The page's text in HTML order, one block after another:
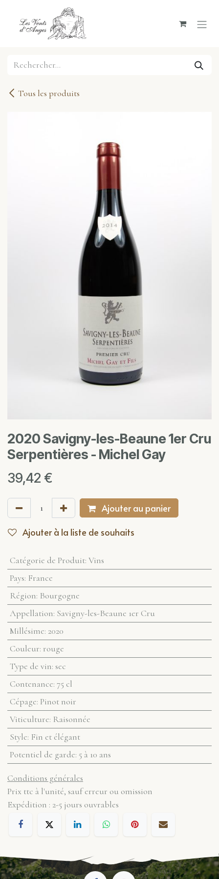
Se rendre au contenu
Tous les produits
2020 Savigny-les-Beaune 1er Cru
Serpentières - Michel Gay
39,42 €
Ajouter au panier
Ajouter à la liste de souhaits
Catégorie de Produit: Vins
Pays: France
Région: Bourgogne
Appellation: Savigny-les-Beaune 1er Cru
Millésime: 2020
Couleur: rouge
Type de vin: sec
Contenance: 75 cl
Cépage: Pinot noir
Viticulture: Raisonnée
Style: Fin et élégant
Potentiel de garde: 5 à 10 ans
Conditions générales
Prix ttc à l'unité, sauf erreur ou omission
Expédition : 2-5 jours ouvrables